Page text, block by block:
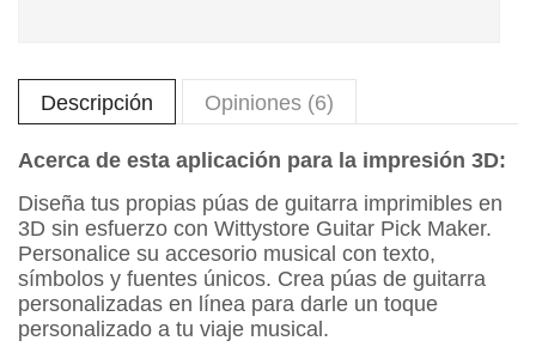
Descripción Opiniones (6)
Acerca de esta aplicación para la impresión 3D:
Diseña tus propias púas de guitarra imprimibles en
3D sin esfuerzo con Wittystore Guitar Pick Maker.
Personalice su accesorio musical con texto,
símbolos y fuentes únicos. Crea púas de guitarra
personalizadas en línea para darle un toque
personalizado a tu viaje musical.